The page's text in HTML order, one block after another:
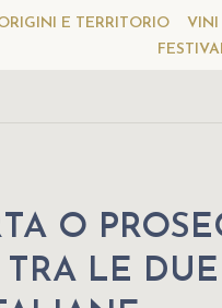
E TERRITORIO VINI
O
LE